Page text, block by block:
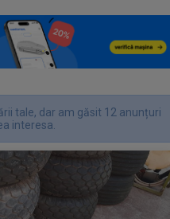
tale, dar am găsit 12 anunțuri
interesa.